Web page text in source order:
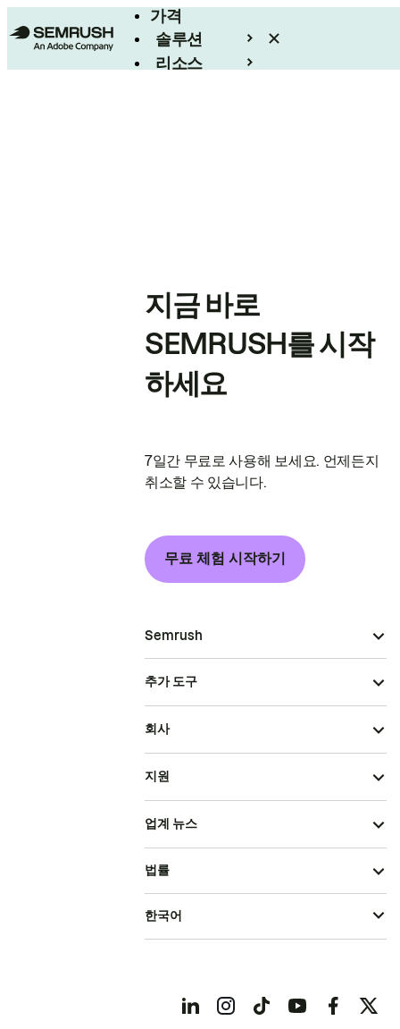
가격
솔루션
리소스
지금 바로
SEMRUSH를 시작
하세요
7일간 무료로 사용해 보세요. 언제든지
취소할 수 있습니다.
무료 체험 시작하기
Semrush
추가 도구
회사
지원
업계 뉴스
법률
한국어